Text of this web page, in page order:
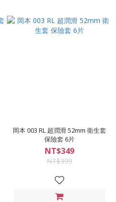
岡本 003 RL 超潤滑 52mm 衛生套
保險套 6片
NT$349
NT$399